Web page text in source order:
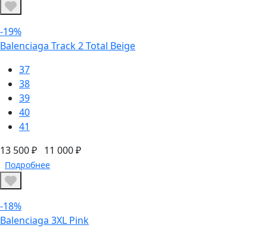
-19%
Balenciaga Track 2 Total Beige
37
38
39
40
41
13 500 ₽ 11 000 ₽
Подробнее
-18%
Balenciaga 3XL Pink